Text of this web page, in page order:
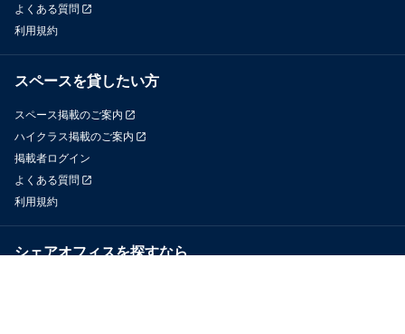
よくある質問
利用規約
スペースを貸したい方
スペース掲載のご案内
ハイクラス掲載のご案内
掲載者ログイン
よくある質問
利用規約
シェアオフィスを探すなら